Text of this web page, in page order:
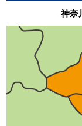
神奈